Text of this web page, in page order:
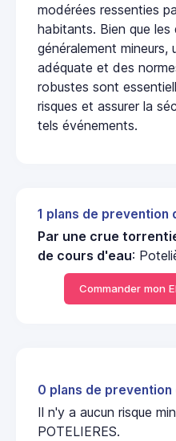
modérées ressenties
habitants. Bien que les
généralement mineurs,
adéquate et des
robustes sont
risques et assurer la
tels événements.
1 plans de prevention
Par une crue
de cours d'eau:
Commander mon
0 plans de
Il n'y a aucun risque
POTELIERES.